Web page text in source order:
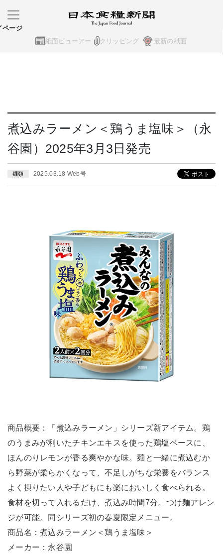
紙面ビューアー クリッピング 最新の紙面
ページ
煮込みラーメン＜鶏うま塩味＞（永
谷園）2025年3月3日発売
麺類 2025.03.18 Web号
商品概要：「煮込みラーメン」シリーズ新アイテム。鶏
のうまみが利いたチキンエキスを使った鶏塩ベースに、
ほんのりレモンが香る爽やかな味。麺と一緒に煮込むか
ら野菜が柔らかくなって、不足しがちな栄養をバランス
よく摂りたい人や子どもにも楽においしく食べられる。
食材を切って入れるだけ、煮込み時間7分。つけ麺アレン
ジが可能。同シリーズ初の春夏限定メニュー。
商品名：煮込みラーメン＜鶏うま塩味＞
メーカー：永谷園